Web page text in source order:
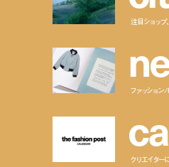
注目ショッ
n
ファッショ
ca
クリエイター